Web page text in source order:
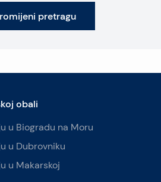
pretragu
obali
u Biogradu na Moru
u Dubrovniku
u Makarskoj